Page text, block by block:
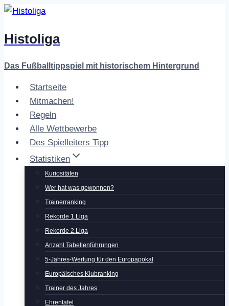
Zum
springen
Histoliga
Das Fußballtippspiel mit historischem Hintergrund
Startseite
Mitmachen!
Regeln
Alle Wettbewerbe
Des Spielleiters Tipp
Statistiken
Kuriositäten
Wer hat was gewonnen?
Trainerranking
Rekorde 1.Liga
Rekorde 2.Liga
Anzahl Tabellenführungen
5-Jahres-Wertung für den Europapokal
Europäisches Klubranking
Trainer des Jahres
Ehrentafel